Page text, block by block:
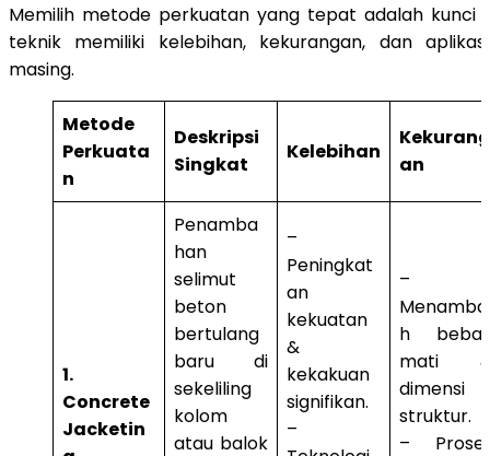
Memilih metode perkuatan yang tepat adalah kunci
teknik memiliki kelebihan, kekurangan, dan
masing.
Metode
Perkuata
n
Deskripsi
Singkat
Kelebihan
Kekurang
an
1.
Concrete
Jacketin
Penamba
han
selimut
beton
bertulang
baru di
sekeliling
kolom
atau balok
–
Peningkat
an
kekuatan
&
kekakuan
signifikan.
–
–
Menamba
h
mati
dimensi
struktur.
–